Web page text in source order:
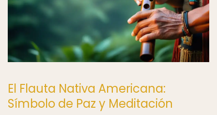
El Flauta Nativa Americana:
Símbolo de Paz y Meditación